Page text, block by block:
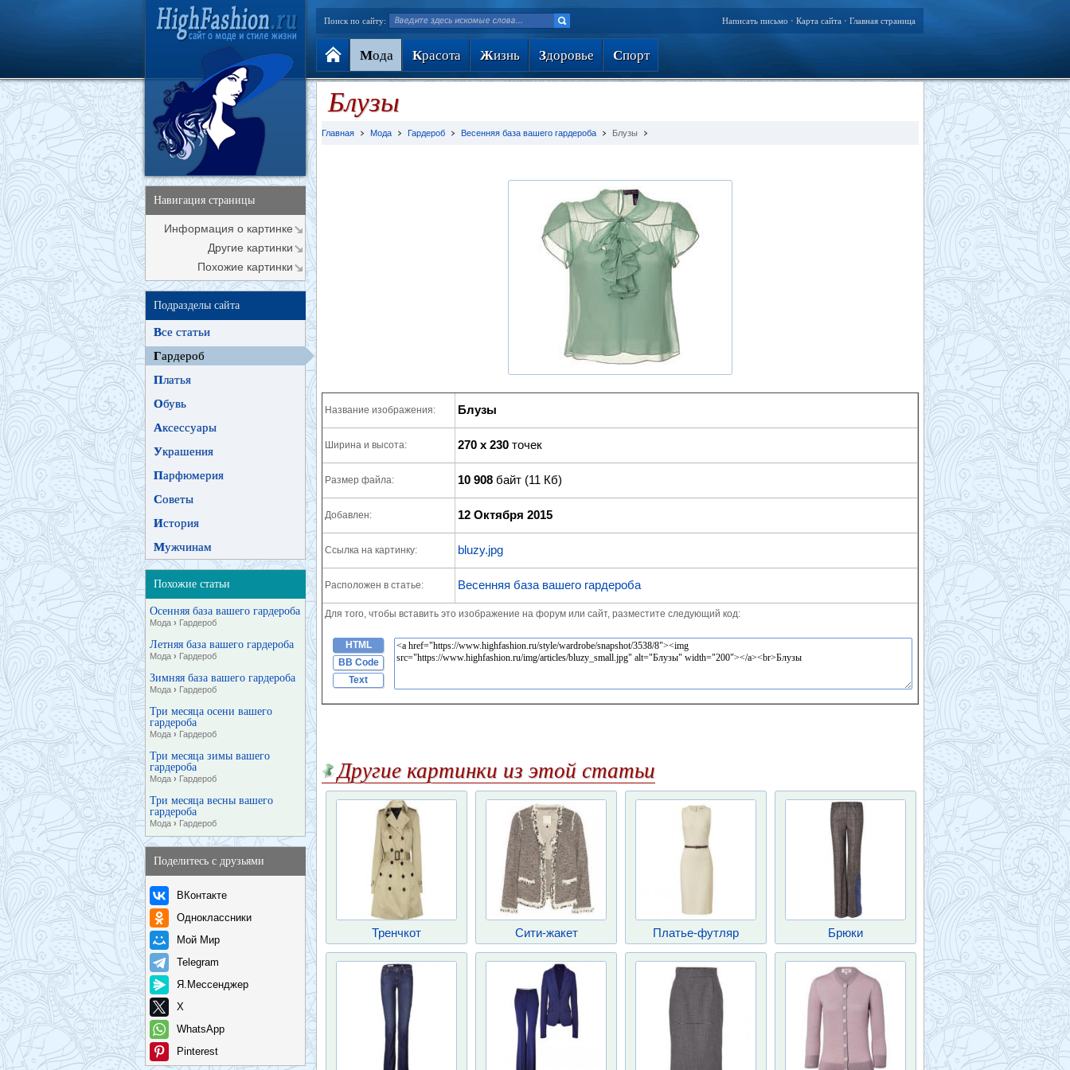
Поиск по сайту: Написать письмо • Карта сайта • Главная страница
Мода Красота Жизнь Здоровье Спорт
Навигация страницы
Информация о картинке
Другие картинки
Похожие картинки
Подразделы сайта
Все статьи
Гардероб
Платья
Обувь
Аксессуары
Украшения
Парфюмерия
Советы
История
Мужчинам
Похожие статьи
Осенняя база вашего гардероба
Мода › Гардероб
Летняя база вашего гардероба
Мода › Гардероб
Зимняя база вашего гардероба
Мода › Гардероб
Три месяца осени вашего
гардероба
Мода › Гардероб
Три месяца зимы вашего
гардероба
Мода › Гардероб
Три месяца весны вашего
гардероба
Мода › Гардероб
Поделитесь с друзьями
ВКонтакте
Одноклассники
Мой Мир
Telegram
Я.Мессенджер
X
WhatsApp
Pinterest
Блузы
Главная Мода Гардероб Весенняя база вашего гардероба Блузы
Название изображения: Блузы
Ширина и высота: 270 x 230 точек
Размер файла: 10 908 байт (11 Кб)
Добавлен: 12 Октября 2015
Ссылка на картинку: bluzy.jpg
Расположен в статье: Весенняя база вашего гардероба
Для того, чтобы вставить это изображение на форум или сайт, разместите следующий код:
HTML
BB Code
Text
Другие картинки из этой статьи
Тренчкот Сити-жакет Платье-футляр Брюки